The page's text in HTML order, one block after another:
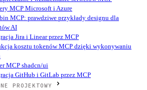
MCP Microsoft i Azure
MCP: prawdziwe przykłady designu dla
AI
Jira i Linear przez MCP
kosztu tokenów MCP dzięki wykonywaniu
MCP shadcn/ui
GitHub i GitLab przez MCP
PROJEKTOWY